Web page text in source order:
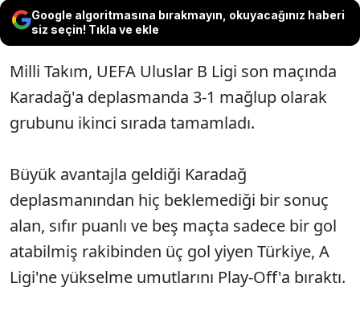
Google algoritmasına bırakmayın, okuyacağınız haberi
siz seçin! Tıkla ve ekle
Milli Takım, UEFA Uluslar B Ligi son maçında
Karadağ'a deplasmanda 3-1 mağlup olarak
grubunu ikinci sırada tamamladı.
Büyük avantajla geldiği Karadağ
deplasmanından hiç beklemediği bir sonuç
alan, sıfır puanlı ve beş maçta sadece bir gol
atabilmiş rakibinden üç gol yiyen Türkiye, A
Ligi'ne yükselme umutlarını Play-Off'a bıraktı.